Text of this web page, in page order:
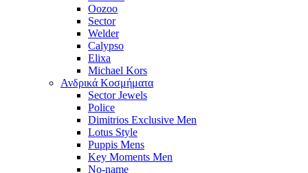
Oozoo
Sector
Welder
Calypso
Elixa
Michael Kors
Ανδρικά Κοσμήματα
Sector Jewels
Police
Dimitrios Exclusive Men
Lotus Style
Puppis Mens
Key Moments Men
No-name